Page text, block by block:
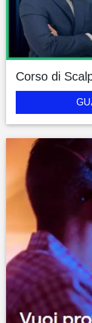
Corso di